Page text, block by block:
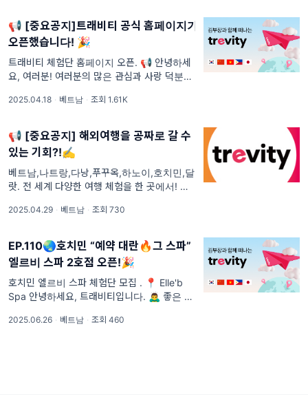
📢 [중요공지]트래비티 공식 홈페이지가
오픈했습니다! 🎉
트래비티 체험단 홈페이지 오픈. 📢 안녕하세
요, 여러분! 여러분의 많은 관심과 사랑 덕분에
했습니다! 🎉
2025.04.18 · 베트남 · 조회 1.61K
📢 [중요공지] 해외여행을 공짜로 갈 수
있는 기회?!✍️
베트남,나트랑,다낭,푸꾸옥,하노이,호치민,달
랏. 전 세계 다양한 여행 체험을 한 곳에서! 트
금 트래비티에서는
2025.04.29 · 베트남 · 조회 730
EP.110🌏호치민 “예약 대란🔥그 스파”
엘르비 스파 2호점 오픈!🎉
호치민 엘르비 스파 체험단 모집 . 📍 Elle'b
Spa 안녕하세요, 트래비티입니다. 🙇‍♂️ 좋은 소
2025.06.26 · 베트남 · 조회 460